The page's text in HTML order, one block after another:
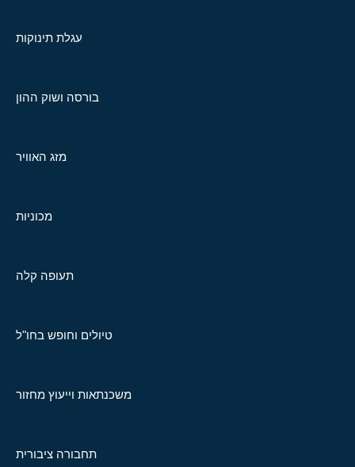
עגלת תינוקות
בורסה ושוק ההון
מזג האוויר
מכוניות
תעופה קלה
טיולים וחופש בחו"ל
משכנתאות וייעוץ מחזור
תחבורה ציבורית